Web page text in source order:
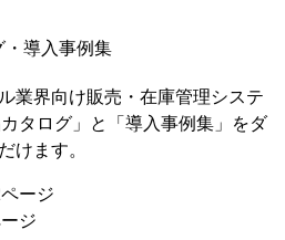
業界向け販売・在庫管理システ
タログ」と「導入事例集」をダ
けます。
ージ
ジ